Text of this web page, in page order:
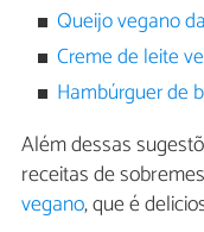
Queijo vegano
Creme de leite
Hambúrguer de
Além dessas
receitas de
vegano, que é